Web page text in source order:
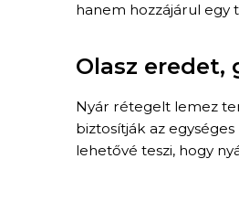
hanem hozzájárul egy
Olasz
Nyár rétegelt lemez
biztosítják az
lehetővé teszi, hogy